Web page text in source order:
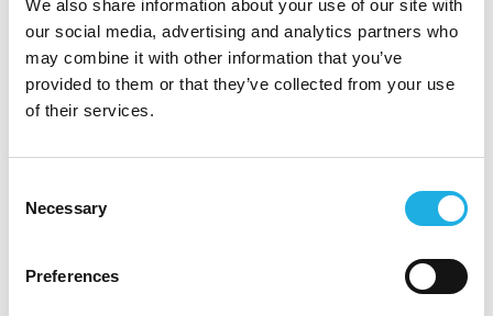
We also share information about your use of our site with
our social media, advertising and analytics partners who
may combine it with other information that you’ve
provided to them or that they’ve collected from your use
of their services.
Selection
Necessary
Preferences
trehusbygging med fokus på samarbeid,
kvalitet og gjennomføring
En rolle med tydelig ansvar i et selskap med
langsiktige planer
tidligfase
byggeplass
Ønskes ytterligere informasjon om stillingen,